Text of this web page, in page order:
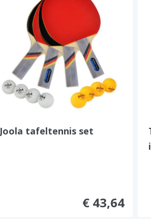
Joola tafeltennis set
€ 43,64